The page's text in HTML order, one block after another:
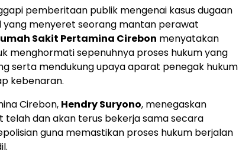
pemberitaan publik mengenai kasus dugaan
yang menyeret seorang mantan perawat
Sakit Pertamina Cirebon menyatakan
menghormati sepenuhnya proses hukum yang
serta mendukung upaya aparat penegak hukum
kebenaran.
Cirebon, Hendry Suryono, menegaskan
telah dan akan terus bekerja sama secara
guna memastikan proses hukum berjalan